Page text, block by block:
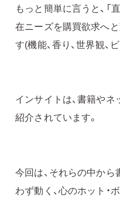
もっと簡単に言うと、「
在ニーズを購買欲求へ
す(機能、香り、世界観、
インサイトは、書籍やネ
紹介されています。
今回は、それらの中か
わず動く、心のホット・